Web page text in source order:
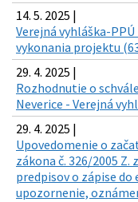
14. 5. 2025 |
Verejná vyhláška-
vykonania projektu
29. 4. 2025 |
Rozhodnutie o
Neverice - Verejná
29. 4. 2025 |
Upovedomenie o
zákona č. 326/2005 Z.
predpisov o zápise do
upozornenie,